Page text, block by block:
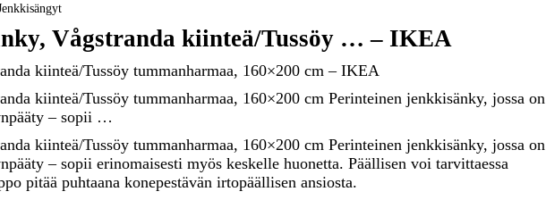
Vågstranda kiinteä/Tussöy … – IKEA
kiinteä/Tussöy tummanharmaa, 160×200 cm – IKEA
kiinteä/Tussöy tummanharmaa, 160×200 cm Perinteinen jenkkisänky, jossa on
– sopii …
kiinteä/Tussöy tummanharmaa, 160×200 cm Perinteinen jenkkisänky, jossa on
– sopii erinomaisesti myös keskelle huonetta. Päällisen voi tarvittaessa
pitää puhtaana konepestävän irtopäällisen ansiosta.